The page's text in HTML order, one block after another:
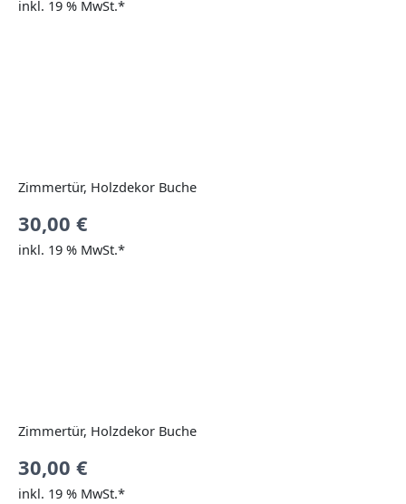
inkl. 19 % MwSt.*
Zimmertür, Holzdekor Buche
30,00 €
inkl. 19 % MwSt.*
Zimmertür, Holzdekor Buche
30,00 €
inkl. 19 % MwSt.*